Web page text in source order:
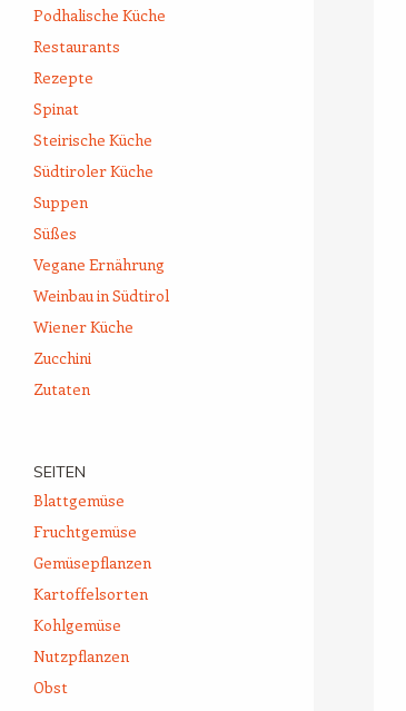
Podhalische Küche
Restaurants
Rezepte
Spinat
Steirische Küche
Südtiroler Küche
Suppen
Süßes
Vegane Ernährung
Weinbau in Südtirol
Wiener Küche
Zucchini
Zutaten
SEITEN
Blattgemüse
Fruchtgemüse
Gemüsepflanzen
Kartoffelsorten
Kohlgemüse
Nutzpflanzen
Obst